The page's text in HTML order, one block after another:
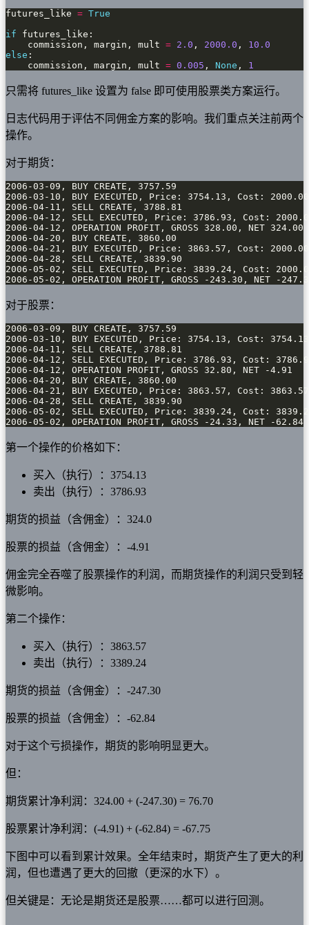
futures_like = True
if
    commission, margin, mult
= 2.0 , 2000.0 , 10.0
else
    commission, margin, mult
= 0.005 , None , 1
只需将 futures_like 设置为 false 即可使用股票类方案运行。
日志代码用于评估不同佣金方案的影响。我们重点关注前两个
操作。
对于期货：
2006-05-02, OPERATION PROFIT, GROSS -243.30, NET -
对于股票：
2006-05-02, OPERATION PROFIT, GROSS -24.33, NET -62.84
第一个操作的价格如下：
买入（执行）：3754.13
卖出（执行）：3786.93
期货的损益（含佣金）：324.0
股票的损益（含佣金）：-4.91
佣金完全吞噬了股票操作的利润，而期货操作的利润只受到轻
微影响。
第二个操作：
买入（执行）：3863.57
卖出（执行）：3389.24
期货的损益（含佣金）：-247.30
股票的损益（含佣金）：-62.84
对于这个亏损操作，期货的影响明显更大。
但：
期货累计净利润：324.00 + (-247.30) = 76.70
股票累计净利润：(-4.91) + (-62.84) = -67.75
下图中可以看到累计效果。全年结束时，期货产生了更大的利
润，但也遭遇了更大的回撤（更深的水下）。
但关键是：无论是期货还是股票……都可以进行回测。